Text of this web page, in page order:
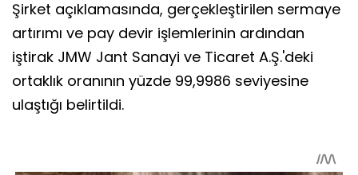
Şirket açıklamasında, gerçekleştirilen sermaye
artırımı ve pay devir işlemlerinin ardından
iştirak JMW Jant Sanayi ve Ticaret A.Ş.'deki
ortaklık oranının yüzde 99,9986 seviyesine
ulaştığı belirtildi.